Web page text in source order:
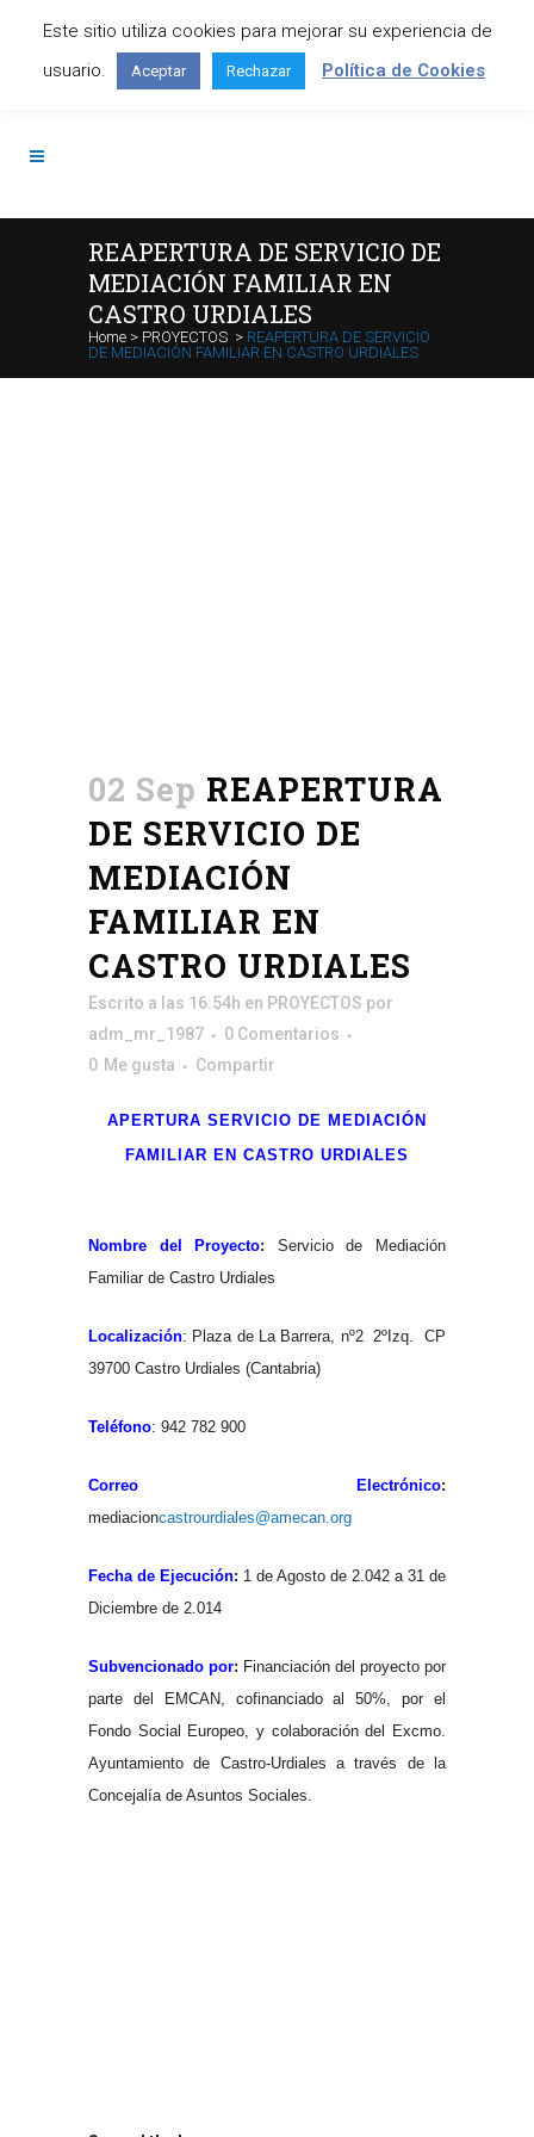
Contáctanos: +34 645 295 966
REAPERTURA DE SERVICIO DE
MEDIACIÓN FAMILIAR EN
CASTRO URDIALES
Home > PROYECTOS > REAPERTURA DE SERVICIO
DE MEDIACIÓN FAMILIAR EN CASTRO URDIALES
02 Sep REAPERTURA
DE SERVICIO DE
MEDIACIÓN
FAMILIAR EN
CASTRO URDIALES
Escrito a las 16:54h en PROYECTOS por
adm_mr_1987
0 Comentarios
0 Me gusta Compartir
APERTURA SERVICIO DE MEDIACIÓN
FAMILIAR EN CASTRO URDIALES
Nombre del Proyecto: Servicio de Mediación
Familiar de Castro Urdiales
Localización: Plaza de La Barrera, nº2 2ºIzq. CP
39700 Castro Urdiales (Cantabria)
Teléfono: 942 782 900
Correo Electrónico:
mediacioncastrourdiales@amecan.org
Fecha de Ejecución: 1 de Agosto de 2.042 a 31 de
Diciembre de 2.014
Subvencionado por: Financiación del proyecto por
parte del EMCAN, cofinanciado al 50%, por el
Fondo Social Europeo, y colaboración del Excmo.
Ayuntamiento de Castro-Urdiales a través de la
Concejalía de Asuntos Sociales.
Este sitio utiliza cookies para mejorar su experiencia de
usuario.
Aceptar Rechazar Política de Cookies